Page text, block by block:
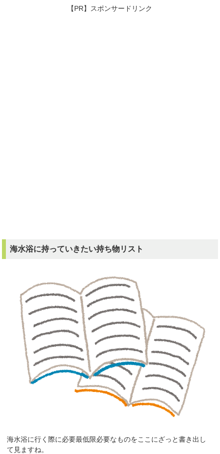
【PR】スポンサードリンク
海水浴に持っていきたい持ち物リスト
海水浴に行く際に必要最低限必要なものをここにざっと書き出し
て見ますね。